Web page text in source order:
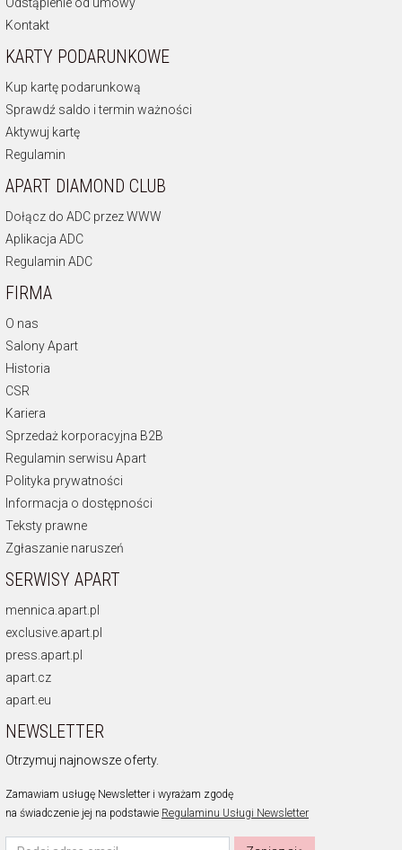
Odstąpienie od umowy
Kontakt
KARTY PODARUNKOWE
Kup kartę podarunkową
Sprawdź saldo i termin ważności
Aktywuj kartę
Regulamin
APART DIAMOND CLUB
Dołącz do ADC przez WWW
Aplikacja ADC
Regulamin ADC
FIRMA
O nas
Salony Apart
Historia
CSR
Kariera
Sprzedaż korporacyjna B2B
Regulamin serwisu Apart
Polityka prywatności
Informacja o dostępności
Teksty prawne
Zgłaszanie naruszeń
SERWISY APART
mennica.apart.pl
exclusive.apart.pl
press.apart.pl
apart.cz
apart.eu
NEWSLETTER
Otrzymuj najnowsze oferty.
Zamawiam usługę Newsletter i wyrażam zgodę
na świadczenie jej na podstawie Regulaminu Usługi Newsletter